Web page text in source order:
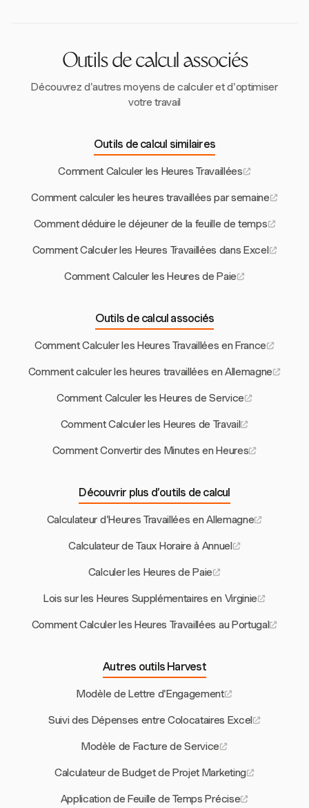
Outils de calcul associés
Découvrez d'autres moyens de calculer et d'optimiser
votre travail
Outils de calcul similaires
Comment Calculer les Heures Travaillées
Comment calculer les heures travaillées par semaine
Comment déduire le déjeuner de la feuille de temps
Comment Calculer les Heures Travaillées dans Excel
Comment Calculer les Heures de Paie
Outils de calcul associés
Comment Calculer les Heures Travaillées en France
Comment calculer les heures travaillées en Allemagne
Comment Calculer les Heures de Service
Comment Calculer les Heures de Travail
Comment Convertir des Minutes en Heures
Découvrir plus d’outils de calcul
Calculateur d'Heures Travaillées en Allemagne
Calculateur de Taux Horaire à Annuel
Calculer les Heures de Paie
Lois sur les Heures Supplémentaires en Virginie
Comment Calculer les Heures Travaillées au Portugal
Autres outils Harvest
Modèle de Lettre d'Engagement
Suivi des Dépenses entre Colocataires Excel
Modèle de Facture de Service
Calculateur de Budget de Projet Marketing
Application de Feuille de Temps Précise